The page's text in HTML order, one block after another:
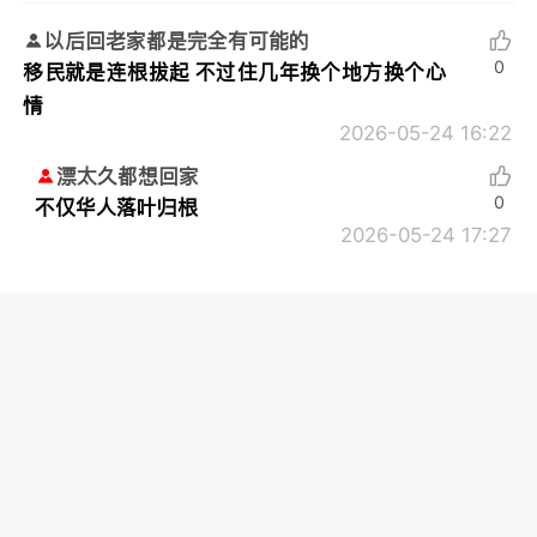
以后回老家都是完全有可能的
移民就是连根拔起 不过住几年换个地方换个心
情
2026-05-24 16:22
0
漂太久都想回家
不仅华人落叶归根
2026-05-24 17:27
0